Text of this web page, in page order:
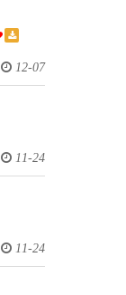
12-07
11-24
11-24